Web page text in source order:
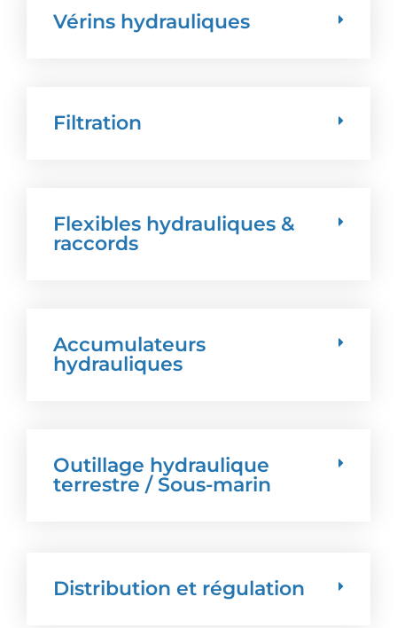
Vérins hydrauliques
Filtration
Flexibles hydrauliques &
raccords
Accumulateurs
hydrauliques
Outillage hydraulique
terrestre / Sous-marin
Distribution et régulation